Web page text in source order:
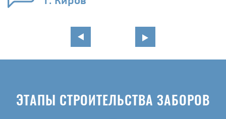
ЭТАПЫ СТРОИТЕЛЬСТВА ЗАБОРОВ